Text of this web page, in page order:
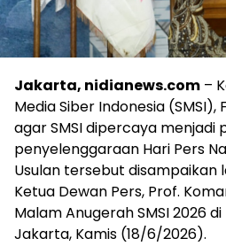
Jakarta, nidianews.com –
Media Siber Indonesia (SMSI),
agar SMSI dipercaya menjadi
penyelenggaraan Hari Pers
Usulan tersebut disampaikan
Ketua Dewan Pers, Prof.
Malam Anugerah SMSI 2026
Jakarta, Kamis (18/6/2026).